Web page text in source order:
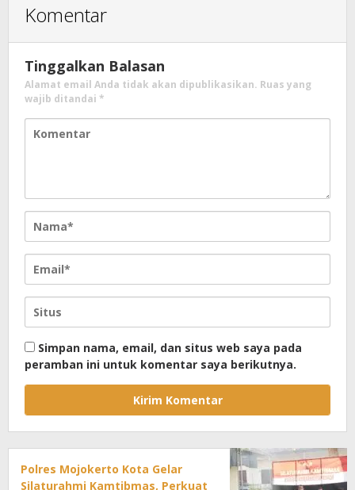
Komentar
Tinggalkan Balasan
Alamat email Anda tidak akan dipublikasikan. Ruas yang
wajib ditandai *
Simpan nama, email, dan situs web saya pada
peramban ini untuk komentar saya berikutnya.
Polres Mojokerto Kota Gelar
Silaturahmi Kamtibmas, Perkuat